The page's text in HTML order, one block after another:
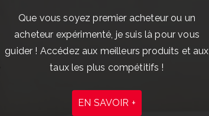
Que vous soyez premier acheteur ou un
acheteur expérimenté, je suis là pour vous
guider ! Accédez aux meilleurs produits et aux
taux les plus compétitifs !
EN SAVOIR +